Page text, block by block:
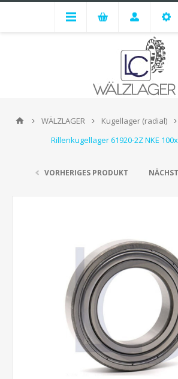
WÄLZLAGER Kugellager (radial)
Rillenkugellager 61920-2Z NKE
VORHERIGES PRODUKT